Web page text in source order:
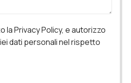
la Privacy Policy, e autorizzo
dati personali nel rispetto